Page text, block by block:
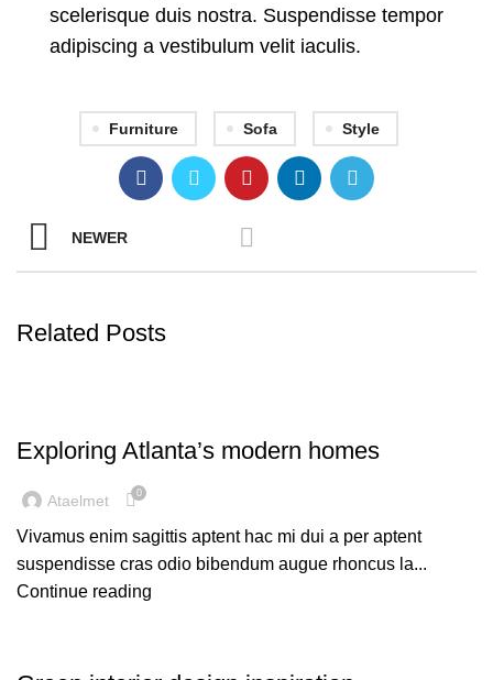
scelerisque duis nostra. Suspendisse tempor
adipiscing a vestibulum velit iaculis.
Furniture Sofa Style
NEWER
Related Posts
Exploring Atlanta’s modern homes
Ataelmet 0
Vivamus enim sagittis aptent hac mi dui a per aptent
suspendisse cras odio bibendum augue rhoncus la...
Continue reading